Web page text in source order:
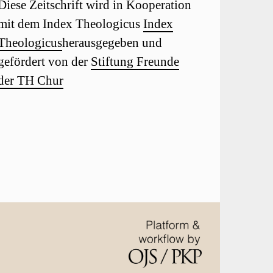
Zeitschrift wird in Kooperation
dem Index Theologicus Index
herausgegeben und
von der Stiftung Freunde
TH Chur